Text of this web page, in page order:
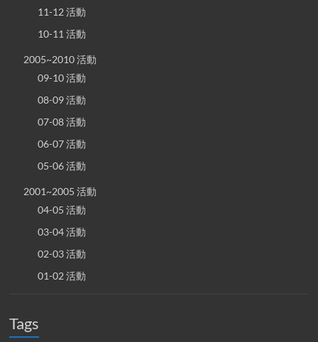
11-12 活動
10-11 活動
2005~2010 活動
09-10 活動
08-09 活動
07-08 活動
06-07 活動
05-06 活動
2001~2005 活動
04-05 活動
03-04 活動
02-03 活動
01-02 活動
Tags